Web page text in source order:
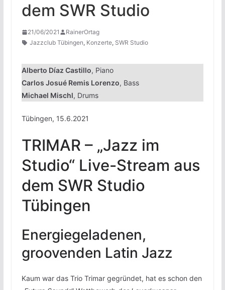
dem SWR Studio
21/06/2021
RainerOrtag
Jazzclub Tübingen, Konzerte, SWR Studio
Alberto Díaz Castillo, Piano
Carlos Josué Remis Lorenzo, Bass
Michael Mischl, Drums
Tübingen, 15.6.2021
TRIMAR – „Jazz im
Studio“ Live-Stream aus
dem SWR Studio
Tübingen
Energiegeladenen,
groovenden Latin Jazz
Kaum war das Trio Trimar gegründet, hat es schon den